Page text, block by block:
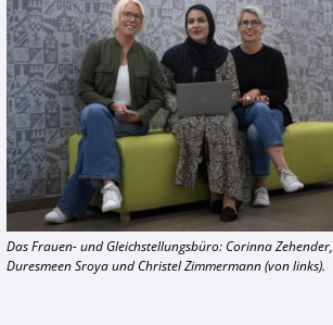
Das Frauen- und Gleichstellungsbüro: Corinna Zehender,
Duresmeen Sroya und Christel Zimmermann (von links).